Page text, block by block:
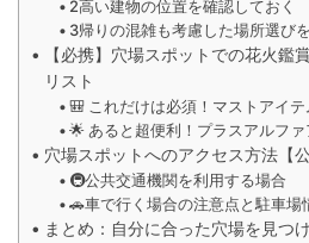
2高い建物の位置を確認しておく
3帰りの混雑も考慮した場所選びを
【必携】穴場スポットでの花火鑑
リスト
🎒 これだけは必須！マストアイテ
🌟 あると超便利！プラスアルファ
穴場スポットへのアクセス方法【
🚇公共交通機関を利用する場合
🚗車で行く場合の注意点と駐車場
まとめ：自分に合った穴場を見つ